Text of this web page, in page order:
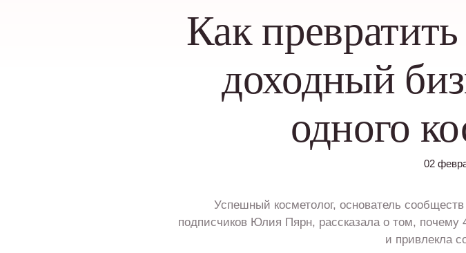
Как
доходный
одного
02
Успешный косметолог, основатель
подписчиков Юлия Пярн, рассказала о том, почему
и привлекла